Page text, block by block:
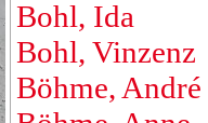
Bohl, Ida
Bohl, Vinzenz
Böhme, André